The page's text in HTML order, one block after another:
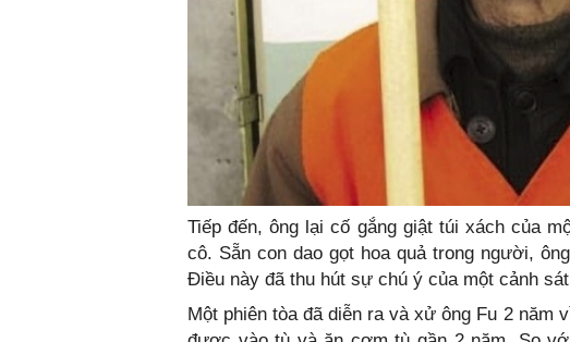
Tiếp đến, ông lại cố gắng giật túi xách của
cô. Sẵn con dao gọt hoa quả trong người,
Điều này đã thu hút sự chú ý của một cảnh
Một phiên tòa đã diễn ra và xử ông Fu 2 năm